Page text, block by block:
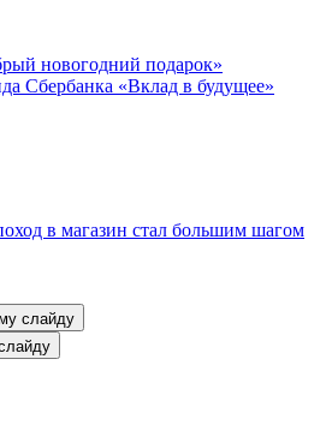
новогодний подарок»
Сбербанка «Вклад в будущее»
в магазин стал большим шагом
слайду